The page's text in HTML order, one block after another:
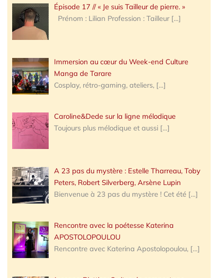
Épisode 17 // « Je suis Tailleur de pierre. »
Prénom : Lilian Profession : Tailleur […]
Immersion au cœur du Week-end Culture
Manga de Tarare
Cosplay, rétro-gaming, ateliers, […]
Caroline&Dede sur la ligne mélodique
Toujours plus mélodique et aussi […]
A 23 pas du mystère : Estelle Tharreau, Toby
Peters, Robert Silverberg, Arsène Lupin
Bienvenue à 23 pas du mystère ! Cet été […]
Rencontre avec la poétesse Katerina
APOSTOLOPOULOU
Rencontre avec Katerina Apostolopoulou, […]